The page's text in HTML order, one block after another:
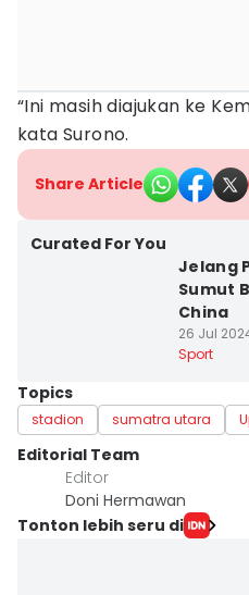
“Ini masih diajukan ke
kata Surono.
Share Article
Curated For You
Jelang
Sumut
China
26 Jul
Sport
Topics
stadion sumatra utara
Editorial Team
Editor
Doni Hermawan
Tonton lebih seru di